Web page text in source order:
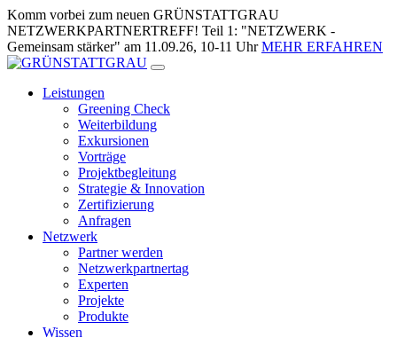
Zum
Inhalt
springen
Komm vorbei zum neuen GRÜNSTATTGRAU
NETZWERKPARTNERTREFF! Teil 1: "NETZWERK -
Gemeinsam stärker" am 11.09.26, 10-11 UhrMEHR ERFAHREN
Leistungen
Greening Check
Weiterbildung
Exkursionen
Vorträge
Projektbegleitung
Strategie & Innovation
Zertifizierung
Anfragen
Netzwerk
Partner werden
Netzwerkpartnertag
Experten
Projekte
Produkte
Wissen